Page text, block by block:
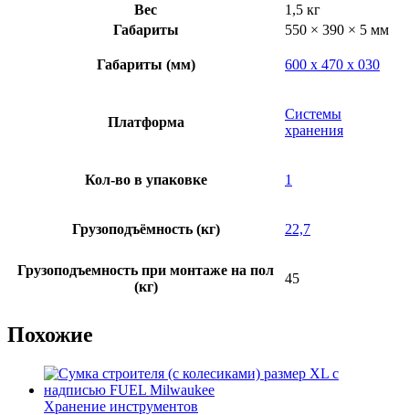
Вес
1,5 кг
Габариты
550 × 390 × 5 мм
Габариты (мм) 600 x 470 x 030
Платформа
Системы
хранения
Кол-во в упаковке 1
Грузоподъёмность (кг) 22,7
Грузоподъемность при монтаже на пол
(кг)
45
Похожие
Хранение инструментов